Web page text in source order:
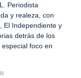
Periodista
y realeza, con
El Independiente y
detrás de los
foco en